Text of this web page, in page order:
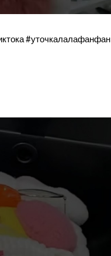
#уточкалалафанфан